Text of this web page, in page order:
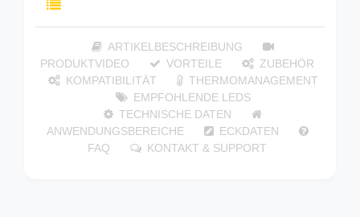
ARTIKELBESCHREIBUNG
PRODUKTVIDEO
VORTEILE
ZUBEHÖR
KOMPATIBILITÄT
THERMOMANAGEMENT
EMPFOHLENDE LEDS
TECHNISCHE DATEN
ANWENDUNGSBEREICHE
ECKDATEN
FAQ
KONTAKT & SUPPORT